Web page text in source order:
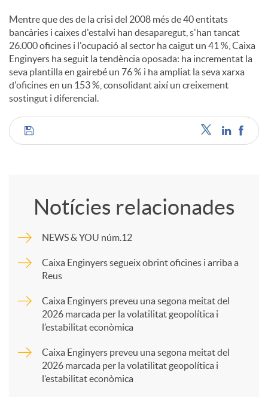
Mentre que des de la crisi del 2008 més de 40 entitats
bancàries i caixes d'estalvi han desaparegut, s'han tancat
26.000 oficines i l'ocupació al sector ha caigut un 41 %, Caixa
Enginyers ha seguit la tendència oposada: ha incrementat la
seva plantilla en gairebé un 76 % i ha ampliat la seva xarxa
d'oficines en un 153 %, consolidant així un creixement
sostingut i diferencial.
C
p
a
Notícies relacionades
NEWS & YOU núm.12
Caixa Enginyers segueix obrint oficines i arriba a
Reus
Caixa Enginyers preveu una segona meitat del
2026 marcada per la volatilitat geopolítica i
l’estabilitat econòmica
Caixa Enginyers preveu una segona meitat del
2026 marcada per la volatilitat geopolítica i
l’estabilitat econòmica